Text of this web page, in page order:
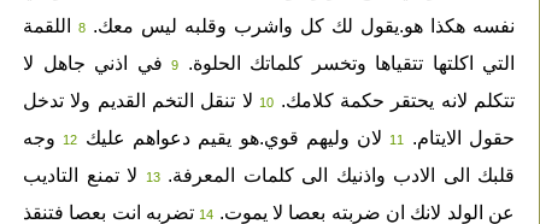
نفسه هكذا هو.يقول لك كل واشرب وقلبه ليس معك. 8اللقمة
التي اكلتها تتقياها وتخسر كلماتك الحلوة.
9في اذني جاهل لا
تتكلم لانه يحتقر حكمة كلامك. 10لا تنقل التخم القديم ولا تدخل
حقول الايتام.
11لان وليهم قوي.هو يقيم دعواهم عليك 12وجه
قلبك الى الادب واذنيك الى كلمات المعرفة. 13لا تمنع التاديب
عن الولد لانك ان ضربته بعصا لا يموت. 14تضربه انت بعصا فتنقذ